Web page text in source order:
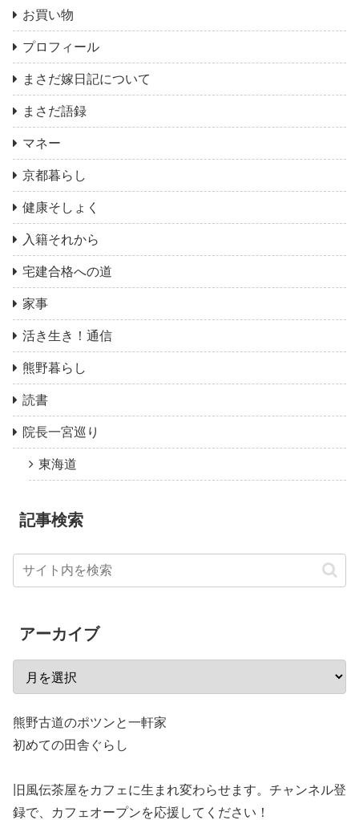
お買い物
プロフィール
まさだ嫁日記について
まさだ語録
マネー
京都暮らし
健康そしょく
入籍それから
宅建合格への道
家事
活き生き！通信
熊野暮らし
読書
院長一宮巡り
東海道
記事検索
アーカイブ
熊野古道のポツンと一軒家
初めての田舎ぐらし
旧風伝茶屋をカフェに生まれ変わらせます。チャンネル登
録で、カフェオープンを応援してください！